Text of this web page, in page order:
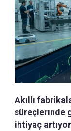
Akıllı
süreçlerinde
ihtiyaç